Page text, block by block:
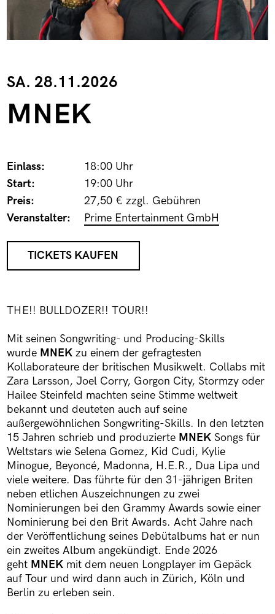
SA. 28.11.2026
MNEK
Einlass:
18:00 Uhr
Start:
19:00 Uhr
Preis:
27,50 € zzgl. Gebühren
Veranstalter:
Prime Entertainment GmbH
TICKETS KAUFEN
THE!! BULLDOZER!! TOUR!!
Mit seinen Songwriting- und Producing-Skills
wurde MNEKzu einem der gefragtesten
Kollaborateure der britischen Musikwelt. Collabs mit
Zara Larsson, Joel Corry, Gorgon City, Stormzy oder
Hailee Steinfeld machten seine Stimme weltweit
bekannt und deuteten auch auf seine
außergewöhnlichen Songwriting-Skills. In den letzten
15 Jahren schrieb und produzierte MNEKSongs für
Weltstars wie Selena Gomez, Kid Cudi, Kylie
Minogue, Beyoncé, Madonna, H.E.R., Dua Lipa und
viele weitere. Das führte für den 31-jährigen Briten
neben etlichen Auszeichnungen zu zwei
Nominierungen bei den Grammy Awards sowie einer
Nominierung bei den Brit Awards. Acht Jahre nach
der Veröffentlichung seines Debütalbums hat er nun
ein zweites Album angekündigt. Ende 2026
geht MNEKmit dem neuen Longplayer im Gepäck
auf Tour und wird dann auch in Zürich, Köln und
Berlin zu erleben sein.